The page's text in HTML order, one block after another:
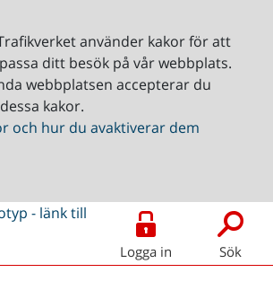
använder kakor för att
ditt besök på vår webbplats.
webbplatsen accepterar du
kakor.
och hur du avaktiverar dem
Logga in Sök